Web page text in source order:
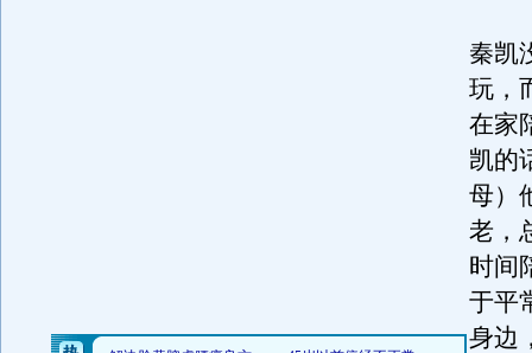
秦凯
玩，
在家
凯的
母）
老，
时间
于平
身边